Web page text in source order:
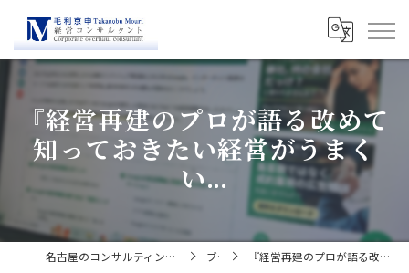
『経営再建のプロが語る改めて
知っておきたい経営がうまく
い...
名古屋のコンサルティングなら経営コンサルタント毛利京申 ブログ 『経営再建のプロが語る改めて知っておきたい経営がうまくい...